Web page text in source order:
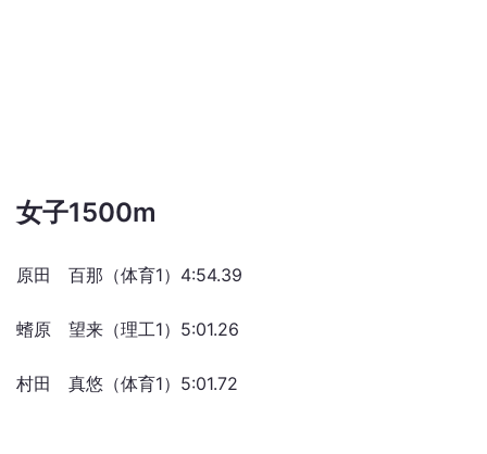
女子1500m
原田 百那（体育1）4:54.39
螧原 望来（理工1）5:01.26
村田 真悠（体育1）5:01.72